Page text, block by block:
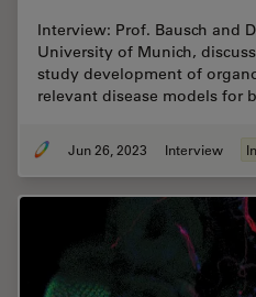
Interview: Prof. Bausch and
University of Munich,
study development of
relevant disease models for
Jun 26, 2023 Interview